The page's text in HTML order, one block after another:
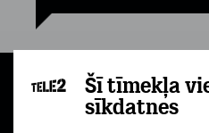
Šī tīmekļa
sīkdatnes